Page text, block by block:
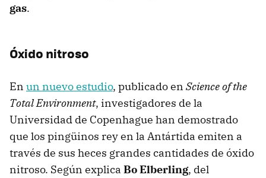
gas.
Óxido nitroso
En un nuevo estudio, publicado en Science of the
Total Environment, investigadores de la
Universidad de Copenhague han demostrado
que los pingüinos rey en la Antártida emiten a
través de sus heces grandes cantidades de óxido
nitroso. Según explica Bo Elberling, del